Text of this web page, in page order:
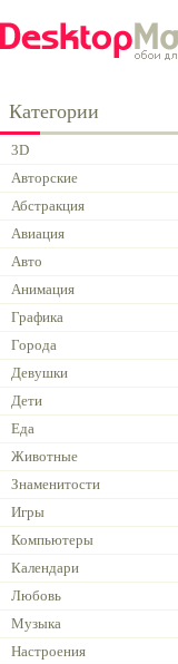
Категории
3D
Авторские
Абстракция
Авиация
Авто
Анимация
Графика
Города
Девушки
Дети
Еда
Животные
Знаменитости
Игры
Компьютеры
Календари
Любовь
Музыка
Настроения